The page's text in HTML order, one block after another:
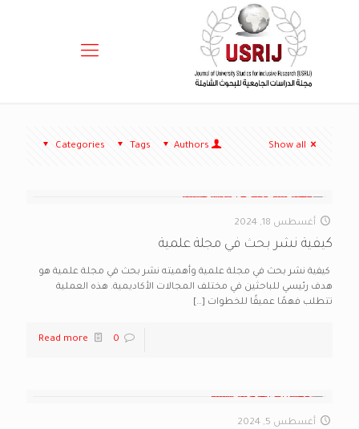
Categories Tags Authors Show all
أغسطس 18, 2024
كيفية نشر بحث في مجلة علمية
كيفية نشر بحث في مجلة علمية وأهميته نشر بحث في مجلة علمية هو
هدف رئيسي للباحثين في مختلف المجالات الأكاديمية. هذه العملية
تتطلب فهمًا عميقًا للخطوات […]
0
Read more
أغسطس 5, 2024